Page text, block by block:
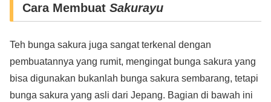
Cara Membuat Sakurayu
Teh bunga sakura juga sangat terkenal dengan
pembuatannya yang rumit, mengingat bunga sakura yang
bisa digunakan bukanlah bunga sakura sembarang, tetapi
bunga sakura yang asli dari Jepang. Bagian di bawah ini